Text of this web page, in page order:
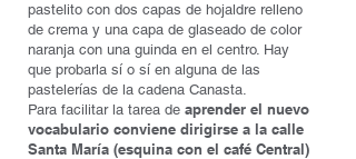
pastelito con dos capas de hojaldre relleno
de crema y una capa de glaseado de color
naranja con una guinda en el centro. Hay
que probarla sí o sí en alguna de las
pastelerías de la cadena Canasta.
Para facilitar la tarea de aprender el nuevo
vocabulario conviene dirigirse a la calle
Santa María (esquina con el café Central)